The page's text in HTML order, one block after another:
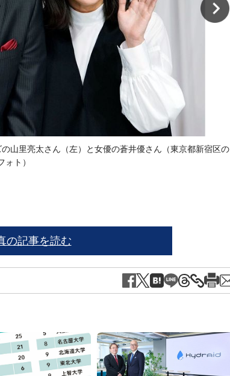
山里亮太さん（左）と女優の蒼井優さん（東京都新宿区の
ト）
の記事を読む